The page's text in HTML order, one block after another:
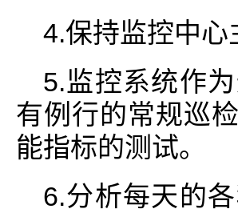
4.保持监控中
5.监控系统作
有例行的常规巡
能指标的测试。
6.分析每天的